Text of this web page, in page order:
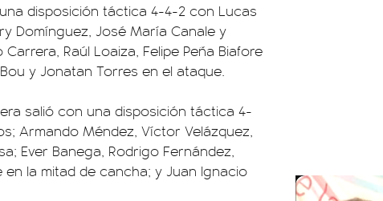
disposición táctica 4-4-2 con Lucas
Domínguez, José María Canale y
Raúl Loaiza, Felipe Peña Biafore
y Jonatan Torres en el ataque.
salió con una disposición táctica 4-
Armando Méndez, Víctor Velázquez,
Ever Banega, Rodrigo Fernández,
la mitad de cancha; y Juan Ignacio